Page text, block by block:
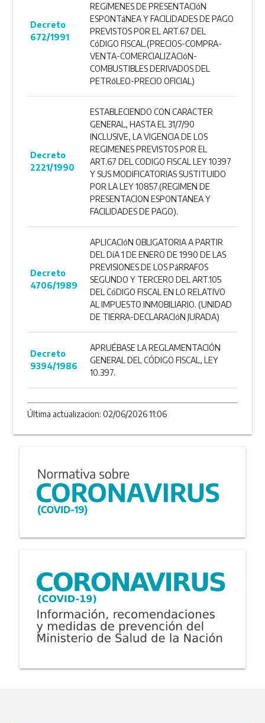
Decreto
672/1991
REGíMENES DE PRESENTACIóN
ESPONTáNEA Y FACILIDADES DE PAGO
PREVISTOS POR EL ART.67 DEL
CóDIGO FISCAL.(PRECIOS-COMPRA-
VENTA-COMERCIALIZACIóN-
COMBUSTIBLES DERIVADOS DEL
PETRóLEO-PRECIO OFICIAL)
Decreto
2221/1990
ESTABLECIENDO CON CARACTER
GENERAL, HASTA EL 31/7/90
INCLUSIVE, LA VIGENCIA DE LOS
REGIMENES PREVISTOS POR EL
ART.67 DEL CODIGO FISCAL LEY 10397
Y SUS MODIFICATORIAS SUSTITUIDO
POR LA LEY 10857.(REGIMEN DE
PRESENTACION ESPONTANEA Y
FACILIDADES DE PAGO).
Decreto
4706/1989
APLICACIóN OBLIGATORIA A PARTIR
DEL DíA 1 DE ENERO DE 1990 DE LAS
PREVISIONES DE LOS PáRRAFOS
SEGUNDO Y TERCERO DEL ART.105
DEL CóDIGO FISCAL EN LO RELATIVO
AL IMPUESTO INMOBILIARIO. (UNIDAD
DE TIERRA-DECLARACIóN JURADA)
Decreto
9394/1986
APRUÉBASE LA REGLAMENTACIÓN
GENERAL DEL CÓDIGO FISCAL, LEY
10.397.
Última actualizacion: 02/06/2026 11:06